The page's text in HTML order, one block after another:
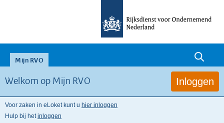
Mijn RVO
Welkom op Mijn RVO Inloggen
Voor zaken in eLoket kunt u hier inloggen
Hulp bij hetinloggen